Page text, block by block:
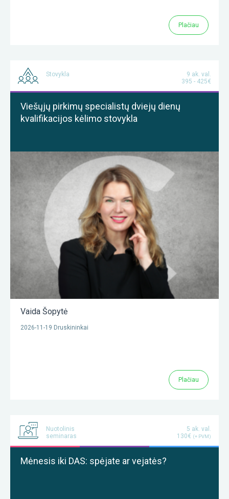
Plačiau
Stovykla
9 ak. val.
395 - 425€
Viešųjų pirkimų specialistų dviejų dienų
kvalifikacijos kėlimo stovykla
Vaida Šopytė
2026-11-19 Druskininkai
Plačiau
Nuotolinis
seminaras
5 ak. val.
130€ (+ PVM)
Mėnesis iki DAS: spėjate ar vejatės?